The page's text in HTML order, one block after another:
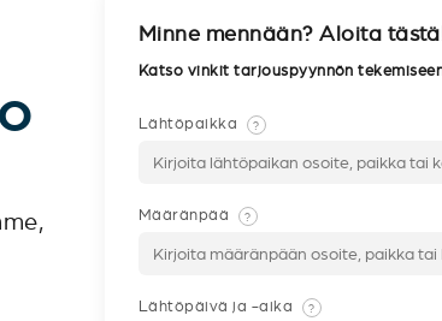
Minne mennään? Aloita
Katso vinkit tarjouspyynnön
Lähtöpaikka ?
Määränpää ?
Lähtöpäivä ja -aika ?